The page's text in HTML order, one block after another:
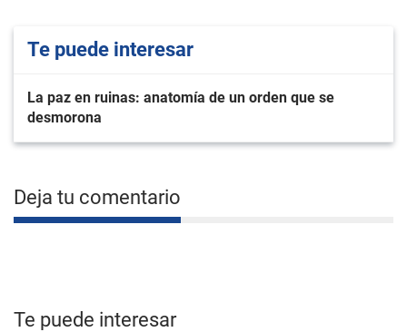
Te puede interesar
La paz en ruinas: anatomía de un orden que se
desmorona
Deja tu comentario
Te puede interesar